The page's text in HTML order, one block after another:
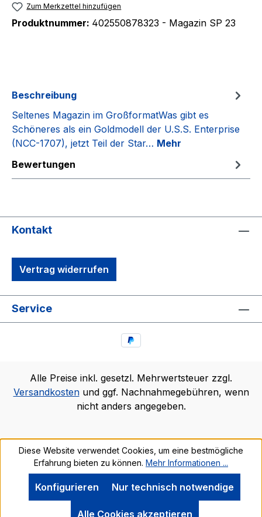
Zum Merkzettel hinzufügen
Produktnummer: 402550878323 - Magazin SP 23
Beschreibung
Seltenes Magazin im GroßformatWas gibt es
Schöneres als ein Goldmodell der U.S.S. Enterprise
(NCC-1707), jetzt Teil der Star… Mehr
Bewertungen
Kontakt
Vertrag widerrufen
Service
Alle Preise inkl. gesetzl. Mehrwertsteuer zzgl.
Versandkostenund ggf. Nachnahmegebühren, wenn
nicht anders angegeben.
Diese Website verwendet Cookies, um eine bestmögliche
Erfahrung bieten zu können. Mehr Informationen ...
Nur technisch notwendige
Konfigurieren
Alle Cookies akzeptieren